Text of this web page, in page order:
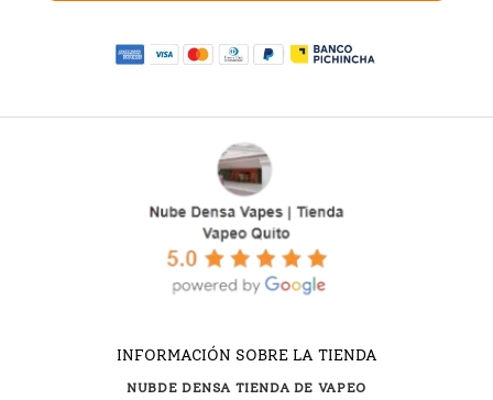
INFORMACIÓN SOBRE LA TIENDA
NUBDE DENSA TIENDA DE VAPEO